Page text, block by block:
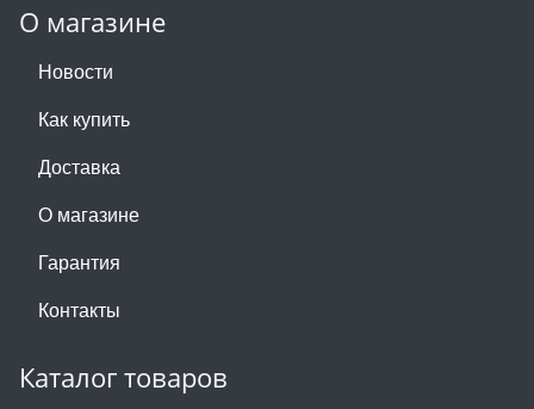
О магазине
Новости
Как купить
Доставка
О магазине
Гарантия
Контакты
Каталог товаров